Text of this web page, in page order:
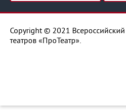
Copyright © 2021
театров «ПроТеатр».